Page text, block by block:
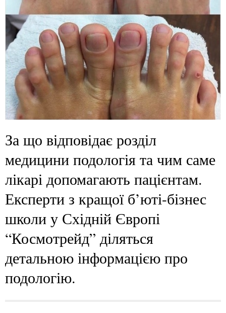
За що відповідає розділ
медицини подологія та чим саме
лікарі допомагають пацієнтам.
Експерти з кращої б’юті-бізнес
школи у Східній Європі
“Космотрейд” діляться
детальною інформацією про
подологію.